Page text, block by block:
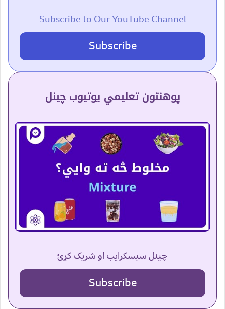
Subscribe to Our YouTube Channel
Subscribe
پوهنتون تعلیمي یوتیوب چینل
چینل سبسکرایب او شریک کړئ
Subscribe